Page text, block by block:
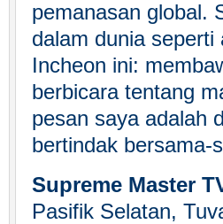
pemanasan global.
dalam dunia
Incheon ini:
berbicara tentang
pesan saya adalah
bertindak bersama-
Supreme Master
Pasifik Selatan,